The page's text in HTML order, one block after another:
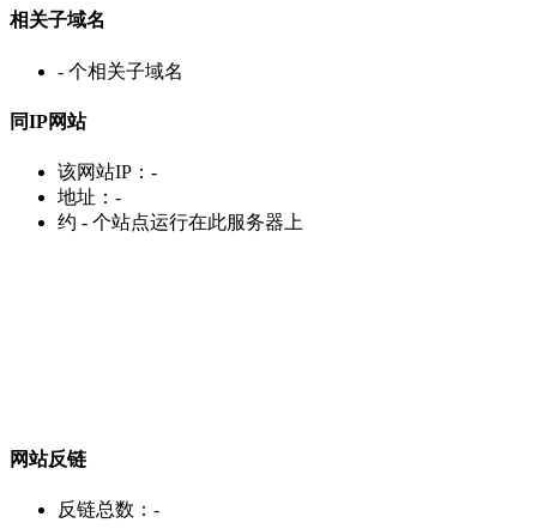
相关子域名
- 个相关子域名
同IP网站
该网站IP： -
地址： -
约 - 个站点运行在此服务器上
网站反链
反链总数： -